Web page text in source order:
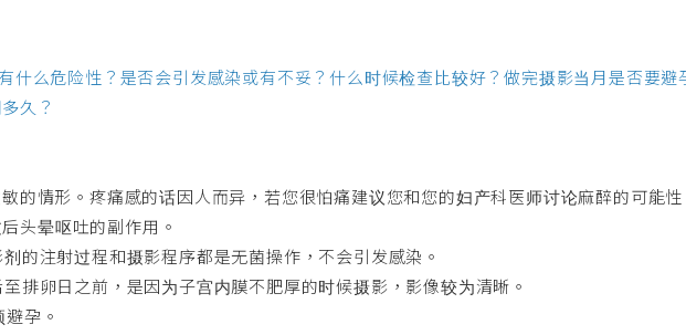
什么危险性？是否会引发感染或有不妥？什么时候检查比较好？做完摄影当月是否要避
久？
的情形。疼痛感的话因人而异，若您很怕痛建议您和您的妇产科医师讨论麻醉的可能
头晕呕吐的副作用。
的注射过程和摄影程序都是无菌操作，不会引发感染。
排卵日之前，是因为子宫内膜不肥厚的时候摄影，影像较为清晰。
孕。